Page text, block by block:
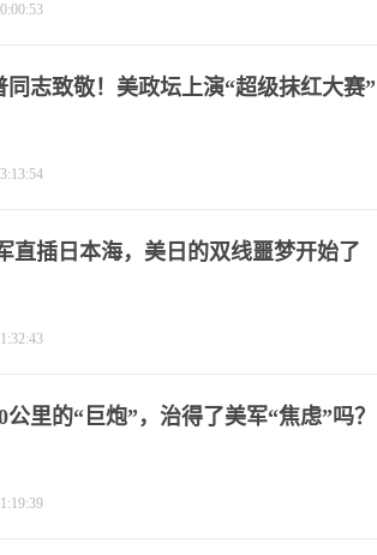
同志致敬！美政坛上演“超级抹红大赛”
直插日本海，美日的双线噩梦开始了
公里的“巨炮”，治得了美军“焦虑”吗？